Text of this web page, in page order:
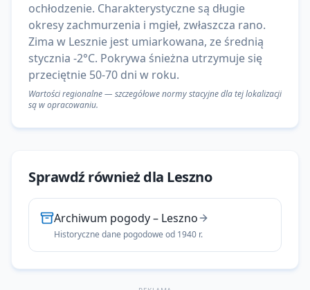
ochłodzenie. Charakterystyczne są długie
okresy zachmurzenia i mgieł, zwłaszcza rano.
Zima w Lesznie jest umiarkowana, ze średnią
stycznia -2°C. Pokrywa śnieżna utrzymuje się
przeciętnie 50-70 dni w roku.
Wartości regionalne — szczegółowe normy stacyjne dla tej lokalizacji
są w opracowaniu.
Sprawdź również dla Leszno
Archiwum pogody– Leszno
Historyczne dane pogodowe od 1940 r.